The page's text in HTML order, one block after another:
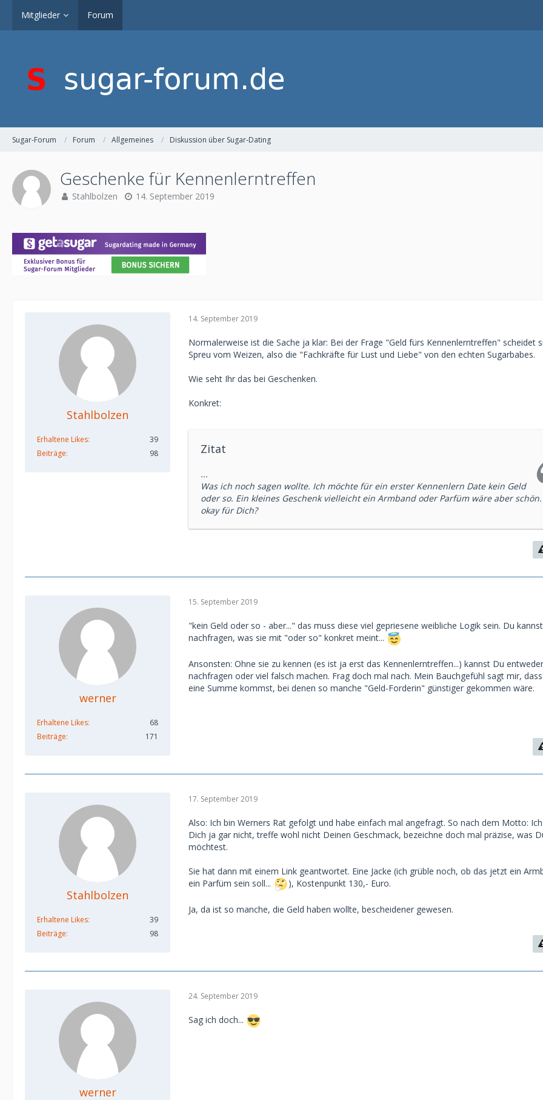
Mitglieder Forum
Sugar-Forum Forum Allgemeines Diskussion über Sugar-Dating
Geschenke für Kennenlerntreffen
Stahlbolzen 14. September 2019
Stahlbolzen
Erhaltene Likes
39
Beiträge
98
14. September 2019
Normalerweise ist die Sache ja klar: Bei der Frage "Geld fürs Kennenlerntreffen" scheidet
Spreu vom Weizen, also die "Fachkräfte für Lust und Liebe" von den echten Sugarbabes.
Wie seht Ihr das bei Geschenken.
Konkret:
Zitat
...
Was ich noch sagen wollte. Ich möchte für ein erster Kennenlern Date kein Geld
oder so. Ein kleines Geschenk vielleicht ein Armband oder Parfüm wäre aber
okay für Dich?
werner
Erhaltene Likes
68
Beiträge
171
15. September 2019
"kein Geld oder so - aber..." das muss diese viel gepriesene weibliche Logik sein. Du
nachfragen, was sie mit "oder so" konkret meint...
Ansonsten: Ohne sie zu kennen (es ist ja erst das Kennenlerntreffen...) kannst Du entweder
nachfragen oder viel falsch machen. Frag doch mal nach. Mein Bauchgefühl sagt mir,
eine Summe kommst, bei denen so manche "Geld-Forderin" günstiger gekommen wäre.
Stahlbolzen
Erhaltene Likes
39
Beiträge
98
17. September 2019
Also: Ich bin Werners Rat gefolgt und habe einfach mal angefragt. So nach dem Motto:
Dich ja gar nicht, treffe wohl nicht Deinen Geschmack, bezeichne doch mal präzise, was
möchtest.
Sie hat dann mit einem Link geantwortet. Eine Jacke (ich grüble noch, ob das jetzt ein
ein Parfüm sein soll...
), Kostenpunkt 130,- Euro.
Ja, da ist so manche, die Geld haben wollte, bescheidener gewesen.
werner
24. September 2019
Sag ich doch...